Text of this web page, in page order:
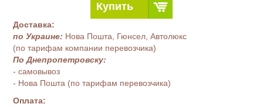
Купить
Доставка:
по Украине: Нова Пошта, Гюнсел, Автолюкс
(по тарифам компании перевозчика)
По Днепропетровску:
- самовывоз
- Нова Пошта (по тарифам перевозчика)
Оплата: